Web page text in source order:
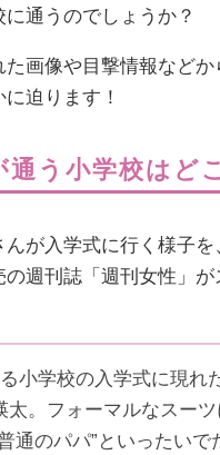
通うのでしょうか？
た画像や目撃情報など
迫ります！
通う小学校はど
が入学式に行く様子を
週刊誌「週刊女性」が
小学校の入学式に現れ
太。フォーマルなスー
通のパパ”といったいで